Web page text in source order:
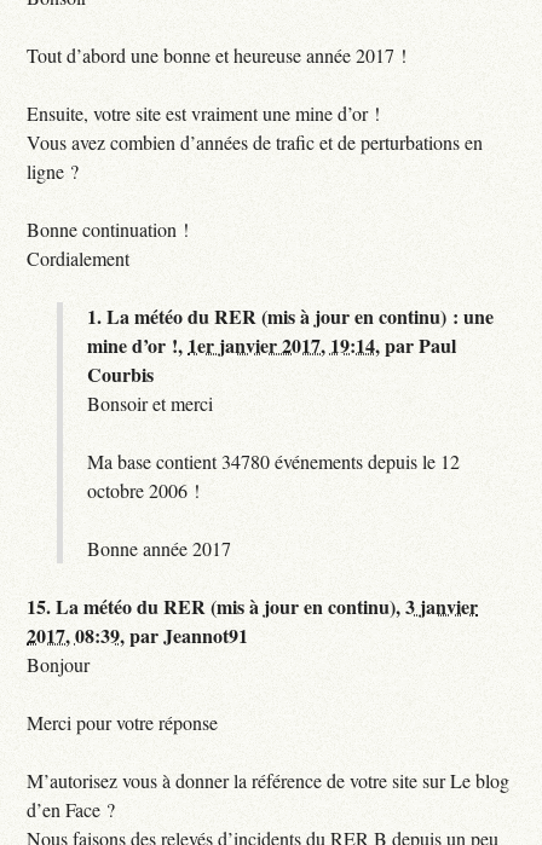
Tout d’abord une bonne et heureuse année 2017 !
Ensuite, votre site est vraiment une mine d’or !
Vous avez combien d’années de trafic et de perturbations en
ligne ?
Bonne continuation !
Cordialement
1.La météo du RER (mis à jour en continu) : une
mine d’or !, 1er janvier 2017, 19:14,parPaul
Courbis
Bonsoir et merci
Ma base contient 34780 événements depuis le 12
octobre 2006 !
Bonne année 2017
15.La météo du RER (mis à jour en continu),3 janvier
2017, 08:39,parJeannot91
Bonjour
Merci pour votre réponse
M’autorisez vous à donner la référence de votre site sur Le blog
d’en Face ?
Nous faisons des relevés d’incidents du RER B depuis un peu